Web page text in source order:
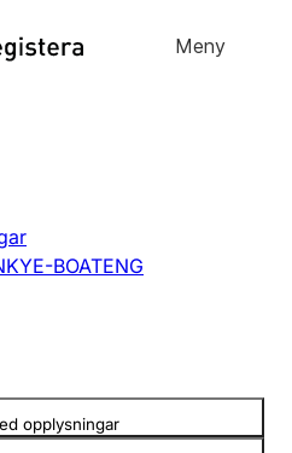
til
Meny
BOATENG
opplysningar